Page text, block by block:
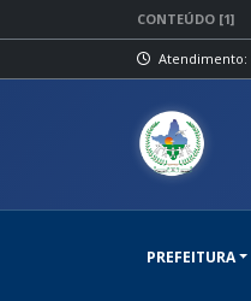
CONTEÚDO [1]
Atendimento:
PREFEITURA